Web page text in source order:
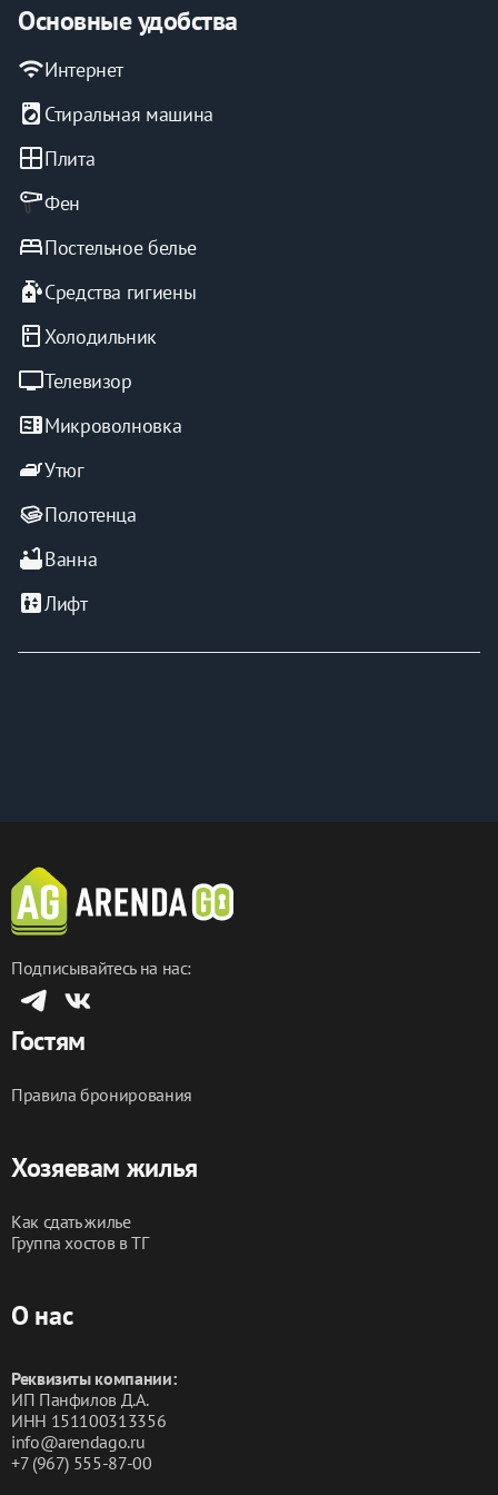
Основные удобства
wifiИнтернет
local_laundry_service Стиральная машина
windowПлита
Фен
bedПостельное белье
sanitizerСредства гигиены
kitchen Холодильник
tvТелевизор
microwaveМикроволновка
ironУтюг
Полотенца
bathtubВанна
elevatorЛифт
Подписывайтесь на нас:
Гостям
Правила бронирования
Хозяевам жилья
Как сдать жилье
Группа хостов в ТГ
О нас
Реквизиты компании:
ИП Панфилов Д.А.
ИНН 151100313356
info@arendago.ru
+7 (967) 555-87-00